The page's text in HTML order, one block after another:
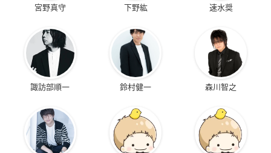
宮野真守 下野紘 速水奨
諏訪部順一 鈴村健一 森川智之